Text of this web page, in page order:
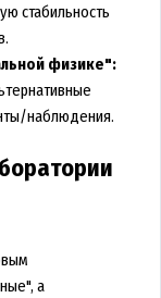
стабильность
физике":
наблюдения.
а